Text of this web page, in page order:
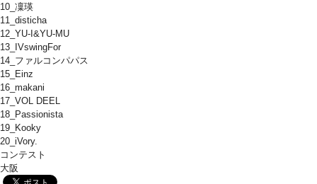
10_凜瑛
11_disticha
12_YU-I&YU-MU
13_IVswingFor
14_ファルコンパパス
15_Einz
16_makani
17_VOL DEEL
18_Passionista
19_Kooky
20_iVory.
コンテスト
大阪